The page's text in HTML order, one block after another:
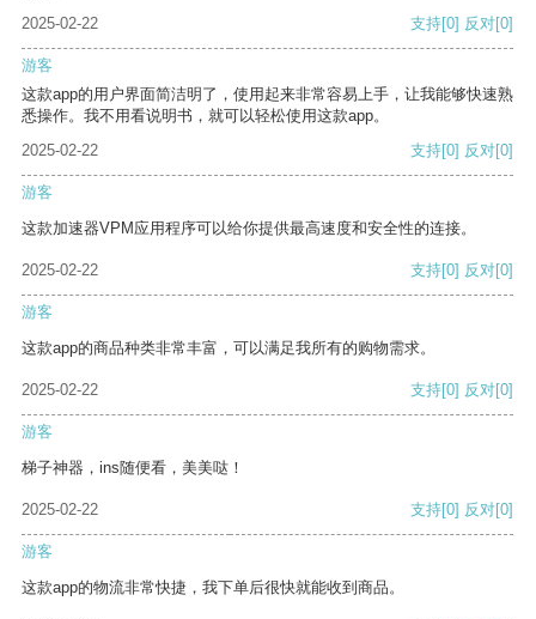
2025-02-22
支持[0] 反对[0]
游客
这款app的用户界面简洁明了，使用起来非常容易上手，让我能够快速熟
悉操作。我不用看说明书，就可以轻松使用这款app。
2025-02-22
支持[0] 反对[0]
游客
这款加速器VPM应用程序可以给你提供最高速度和安全性的连接。
2025-02-22 支持[0] 反对[0]
游客
这款app的商品种类非常丰富，可以满足我所有的购物需求。
2025-02-22 支持[0] 反对[0]
游客
梯子神器，ins随便看，美美哒！
2025-02-22 支持[0] 反对[0]
游客
这款app的物流非常快捷，我下单后很快就能收到商品。